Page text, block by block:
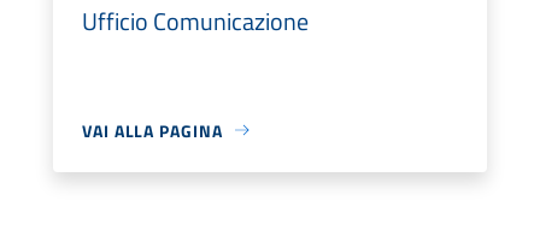
Ufficio Comunicazione
VAI ALLA PAGINA